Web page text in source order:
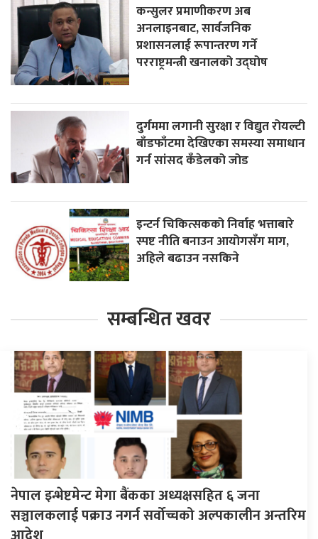
कन्सुलर प्रमाणीकरण अब
अनलाइनबाट, सार्वजनिक
प्रशासनलाई रूपान्तरण गर्ने
परराष्ट्रमन्त्री खनालको उद्घोष
दुर्गममा लगानी सुरक्षा र विद्युत रोयल्टी
बाँडफाँटमा देखिएका समस्या समाधान
गर्न सांसद कँडेलको जोड
इन्टर्न चिकित्सकको निर्वाह भत्ताबारे
स्पष्ट नीति बनाउन आयोगसँग माग,
अहिले बढाउन नसकिने
सम्बन्धित खवर
नेपाल इन्भेष्टमेन्ट मेगा बैंकका अध्यक्षसहित ६ जना
सञ्चालकलाई पक्राउ नगर्न सर्वोच्चको अल्पकालीन अन्तरिम